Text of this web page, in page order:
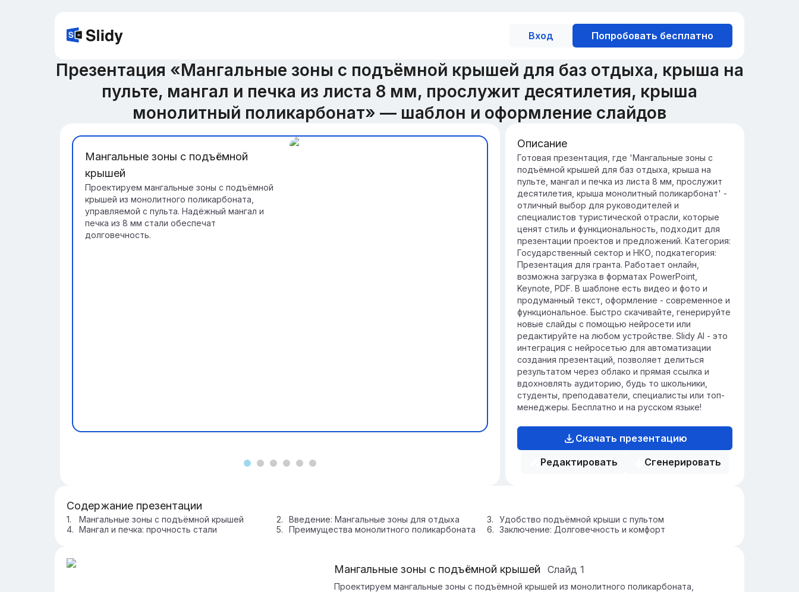
Вход Попробовать бесплатно
Презентация «Мангальные зоны с подъёмной крышей для баз отдыха, крыша на
пульте, мангал и печка из листа 8 мм, прослужит десятилетия, крыша
монолитный поликарбонат» — шаблон и оформление слайдов
Мангальные зоны с подъёмной
крышей
Проектируем мангальные зоны с подъёмной
крышей из монолитного поликарбоната,
управляемой с пульта. Надёжный мангал и
печка из 8 мм стали обеспечат
долговечность.
Введение: Мангальные зоны для
отдыха
Мангальные зоны становятся все более
популярными в базах отдыха, предлагая
удобное место для приготовления пищи на
открытом воздухе и общения.
Создание мангальных зон способствует
улучшению инфраструктуры баз отдыха,
привлекая больше посетителей и увеличивая
комфорт отдыхающих.
Описание
Готовая презентация, где 'Мангальные зоны с
подъёмной крышей для баз отдыха, крыша на
пульте, мангал и печка из листа 8 мм, прослужит
десятилетия, крыша монолитный поликарбонат' -
отличный выбор для руководителей и
специалистов туристической отрасли, которые
ценят стиль и функциональность, подходит для
презентации проектов и предложений. Категория:
Государственный сектор и НКО, подкатегория:
Презентация для гранта. Работает онлайн,
возможна загрузка в форматах PowerPoint,
Keynote, PDF. В шаблоне есть видео и фото и
продуманный текст, оформление - современное и
функциональное. Быстро скачивайте, генерируйте
новые слайды с помощью нейросети или
редактируйте на любом устройстве. Slidy AI - это
интеграция с нейросетью для автоматизации
создания презентаций, позволяет делиться
результатом через облако и прямая ссылка и
вдохновлять аудиторию, будь то школьники,
студенты, преподаватели, специалисты или топ-
менеджеры. Бесплатно и на русском языке!
Скачать презентацию
Редактировать
Сгенерировать
Содержание презентации
Мангальные зоны с подъёмной крышей Введение: Мангальные зоны для отдыха
Удобство подъёмной крыши с пультом
Мангал и печка: прочность стали
Преимущества монолитного поликарбоната Заключение: Долговечность и комфорт
Мангальные зоны с подъёмной крышей Слайд 1
Проектируем мангальные зоны с подъёмной крышей из монолитного поликарбоната,